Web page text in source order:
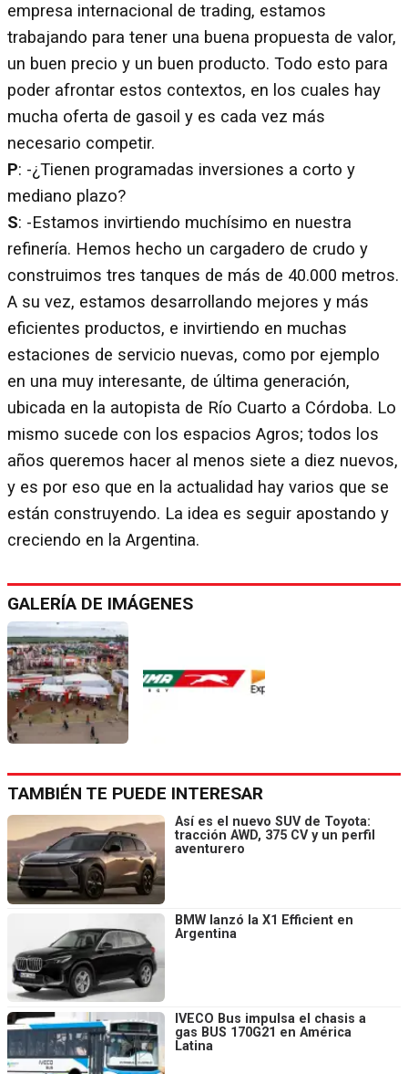
empresa internacional de trading, estamos
trabajando para tener una buena propuesta de valor,
un buen precio y un buen producto. Todo esto para
poder afrontar estos contextos, en los cuales hay
mucha oferta de gasoil y es cada vez más
necesario competir.
P: -¿Tienen programadas inversiones a corto y
mediano plazo?
S: -Estamos invirtiendo muchísimo en nuestra
refinería. Hemos hecho un cargadero de crudo y
construimos tres tanques de más de 40.000 metros.
A su vez, estamos desarrollando mejores y más
eficientes productos, e invirtiendo en muchas
estaciones de servicio nuevas, como por ejemplo
en una muy interesante, de última generación,
ubicada en la autopista de Río Cuarto a Córdoba. Lo
mismo sucede con los espacios Agros; todos los
años queremos hacer al menos siete a diez nuevos,
y es por eso que en la actualidad hay varios que se
están construyendo. La idea es seguir apostando y
creciendo en la Argentina.
GALERÍA DE IMÁGENES
TAMBIÉN TE PUEDE INTERESAR
Así es el nuevo SUV de Toyota:
tracción AWD, 375 CV y un perfil
aventurero
BMW lanzó la X1 Efficient en
Argentina
IVECO Bus impulsa el chasis a
gas BUS 170G21 en América
Latina